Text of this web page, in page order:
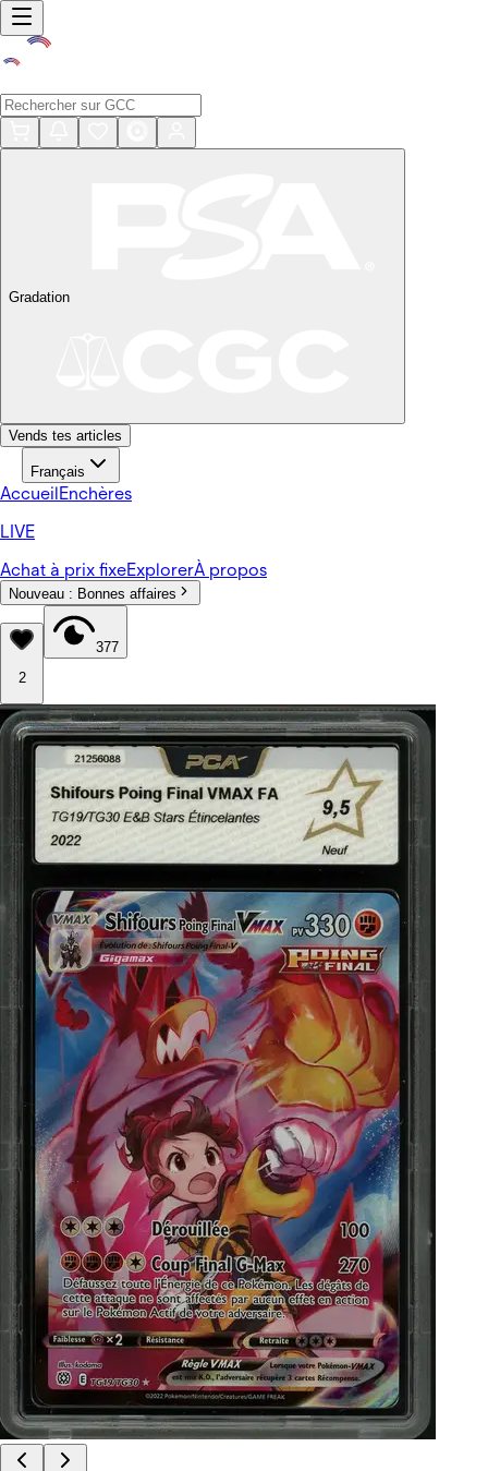
Gradation
Vends tes articles
Français
AccueilEnchères
LIVE
Achat à prix fixeExplorerÀ propos
Nouveau : Bonnes affaires
2
377